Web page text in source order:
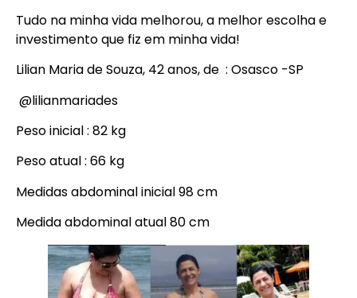
Tudo na minha vida melhorou, a melhor escolha e
investimento que fiz em minha vida!
Lilian Maria de Souza, 42 anos, de : Osasco -SP
@lilianmariades
Peso inicial : 82 kg
Peso atual : 66 kg
Medidas abdominal inicial 98 cm
Medida abdominal atual 80 cm